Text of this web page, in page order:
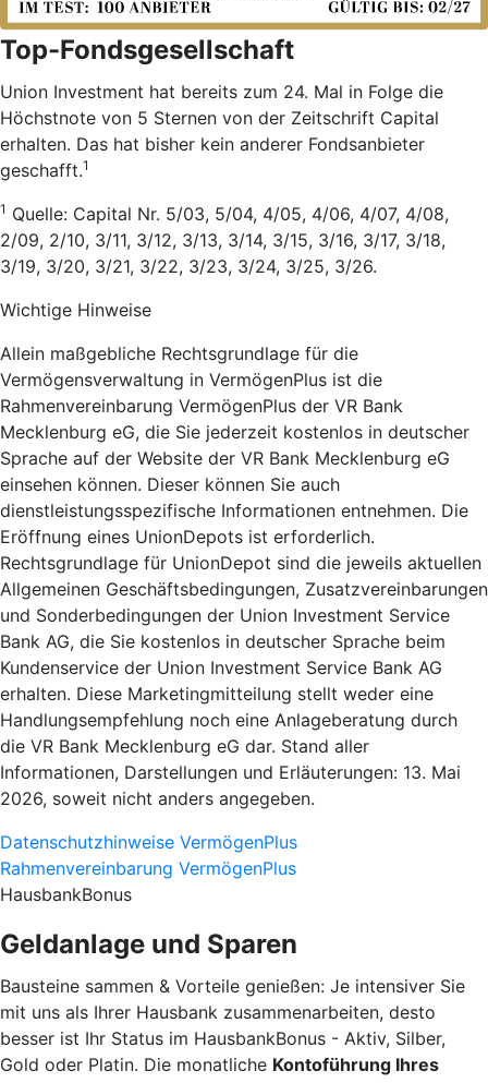
Top-Fondsgesellschaft
Union Investment hat bereits zum 24. Mal in Folge die
Höchstnote von 5 Sternen von der Zeitschrift Capital
erhalten. Das hat bisher kein anderer Fondsanbieter
geschafft.1
1 Quelle: Capital Nr. 5/03, 5/04, 4/05, 4/06, 4/07, 4/08,
2/09, 2/10, 3/11, 3/12, 3/13, 3/14, 3/15, 3/16, 3/17, 3/18,
3/19, 3/20, 3/21, 3/22, 3/23, 3/24, 3/25, 3/26.
Wichtige Hinweise
Allein maßgebliche Rechtsgrundlage für die
Vermögensverwaltung in VermögenPlus ist die
Rahmenvereinbarung VermögenPlus der VR Bank
Mecklenburg eG, die Sie jederzeit kostenlos in deutscher
Sprache auf der Website der VR Bank Mecklenburg eG
einsehen können. Dieser können Sie auch
dienstleistungsspezifische Informationen entnehmen. Die
Eröffnung eines UnionDepots ist erforderlich.
Rechtsgrundlage für UnionDepot sind die jeweils aktuellen
Allgemeinen Geschäftsbedingungen, Zusatzvereinbarungen
und Sonderbedingungen der Union Investment Service
Bank AG, die Sie kostenlos in deutscher Sprache beim
Kundenservice der Union Investment Service Bank AG
erhalten. Diese Marketingmitteilung stellt weder eine
Handlungsempfehlung noch eine Anlageberatung durch
die VR Bank Mecklenburg eG dar. Stand aller
Informationen, Darstellungen und Erläuterungen: 13. Mai
2026, soweit nicht anders angegeben.
Datenschutzhinweise VermögenPlus
Rahmenvereinbarung VermögenPlus
HausbankBonus
Geldanlage und Sparen
Bausteine sammen & Vorteile genießen: Je intensiver Sie
mit uns als Ihrer Hausbank zusammenarbeiten, desto
besser ist Ihr Status im HausbankBonus - Aktiv, Silber,
Gold oder Platin. Die monatliche Kontoführung Ihres